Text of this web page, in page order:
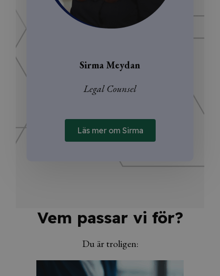
Sirma Meydan
Legal Counsel
Läs mer om Sirma
Vem passar vi för?
Du är troligen: